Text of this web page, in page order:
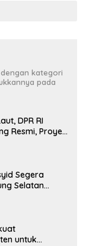
kategori
pada
DPR RI
Resmi, Proyek
Segera
Selatan
untuk